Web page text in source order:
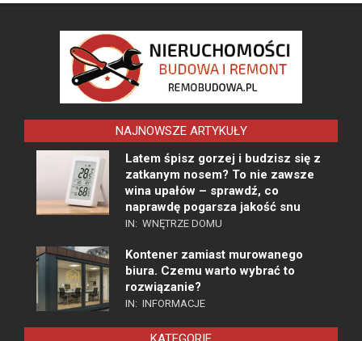
NAJNOWSZE ARTYKUŁY
Latem śpisz gorzej i budzisz się z
zatkanym nosem? To nie zawsze
wina upałów – sprawdź, co
naprawdę pogarsza jakość snu
IN: WNĘTRZE DOMU
Kontener zamiast murowanego
biura. Czemu warto wybrać to
rozwiązanie?
IN: INFORMACJE